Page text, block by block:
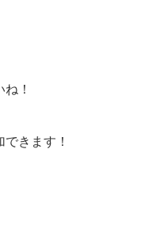
！
きます！